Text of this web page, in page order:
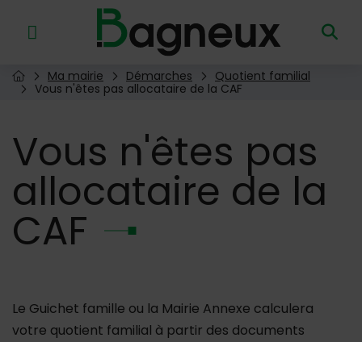
Menu de raccourcis
Retour à l'accueil
Page d'accueil du site
Ma mairie Démarches
Quotient familial
Vous n'êtes pas allocataire de la CAF
Vous n'êtes pas
allocataire de la
CAF
Le Guichet famille ou la Mairie Annexe calculera
votre quotient familial à partir des documents